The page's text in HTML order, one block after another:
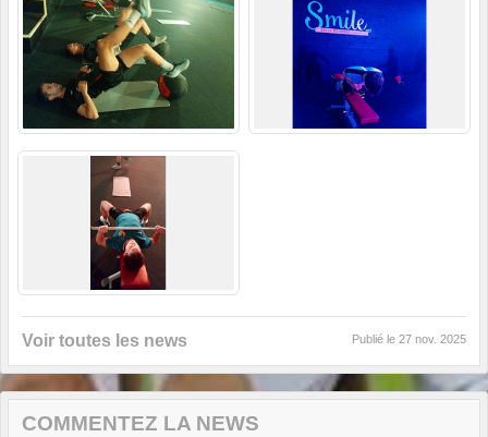
Voir toutes les news Publié le 27 nov. 2025
COMMENTEZ LA NEWS